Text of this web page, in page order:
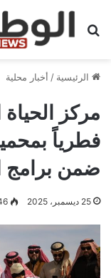
بحث عن
الرئيسية / أخبار محلية
فطرياً
ضمن برامج
25 ديسمبر، 2025